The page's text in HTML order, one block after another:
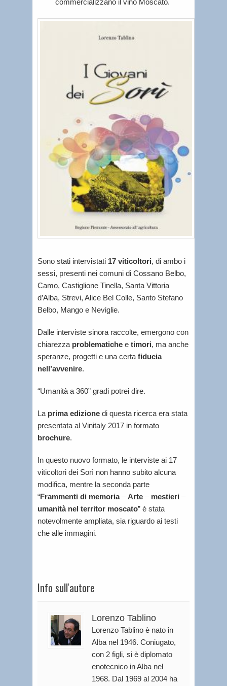
Sono stati intervistati 17 viticoltori, di ambo i
sessi, presenti nei comuni di Cossano Belbo,
Camo, Castiglione Tinella, Santa Vittoria
d’Alba, Strevi, Alice Bel Colle, Santo Stefano
Belbo, Mango e Neviglie.
Dalle interviste sinora raccolte, emergono con
chiarezza problematiche e timori, ma anche
speranze, progetti e una certa fiducia
nell’avvenire.
“Umanità a 360” gradi potrei dire.
La prima edizione di questa ricerca era stata
presentata al Vinitaly 2017 in formato
brochure.
In questo nuovo formato, le interviste ai 17
viticoltori dei Sorì non hanno subito alcuna
modifica, mentre la seconda parte
“Frammenti di memoria–Arte – mestieri –
umanità nel territor moscato” è stata
notevolmente ampliata, sia riguardo ai testi
che alle immagini.
Info sull'autore
Lorenzo Tablino
Lorenzo Tablino è nato in
Alba nel 1946. Coniugato,
con 2 figli, si è diplomato
enotecnico in Alba nel
1968. Dal 1969 al 2004 ha